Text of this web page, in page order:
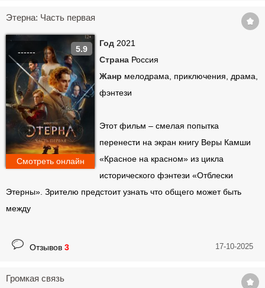
Любовь и монстры
Этерна: Часть первая
5.9
------
Год 2021
Страна Россия
Жанр мелодрама, приключения, драма,
фэнтези
Этот фильм – смелая попытка
перенести на экран книгу Веры Камши
«Красное на красном» из цикла
исторического фэнтези «Отблески
Этерны». Зрителю предстоит узнать что общего может быть
между
Смотреть онлайн
Отзывов 3 17-10-2025
Громкая связь